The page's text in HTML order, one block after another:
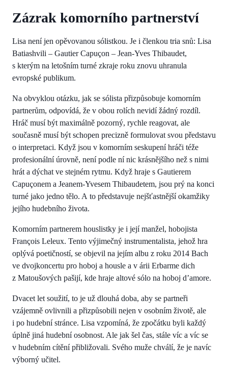
Zázrak komorního partnerství
Lisa není jen opěvovanou sólistkou. Je i členkou tria snů: Lisa
Batiashvili – Gautier Capuçon – Jean-Yves Thibaudet,
s kterým na letošním turné zkraje roku znovu uhranula
evropské publikum.
Na obvyklou otázku, jak se sólista přizpůsobuje komorním
partnerům, odpovídá, že v obou rolích nevidí žádný rozdíl.
Hráč musí být maximálně pozorný, rychle reagovat, ale
současně musí být schopen precizně formulovat svou představu
o interpretaci. Když jsou v komorním seskupení hráči téže
profesionální úrovně, není podle ní nic krásnějšího než s nimi
hrát a dýchat ve stejném rytmu. Když hraje s Gautierem
Capuçonem a Jeanem-Yvesem Thibaudetem, jsou prý na konci
turné jako jedno tělo. A to představuje nejšťastnější okamžiky
jejího hudebního života.
Komorním partnerem houslistky je i její manžel, hobojista
François Leleux. Tento výjimečný instrumentalista, jehož hra
oplývá poetičností, se objevil na jejím albu z roku 2014 Bach
ve dvojkoncertu pro hoboj a housle a v árii Erbarme dich
z Matoušových pašijí, kde hraje altové sólo na hoboj d’amore.
Dvacet let soužití, to je už dlouhá doba, aby se partneři
vzájemně ovlivnili a přizpůsobili nejen v osobním životě, ale
i po hudební stránce. Lisa vzpomíná, že zpočátku byli každý
úplně jiná hudební osobnost. Ale jak šel čas, stále víc a víc se
v hudebním cítění přibližovali. Svého muže chválí, že je navíc
výborný učitel.